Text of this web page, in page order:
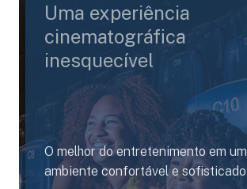
Uma experiência
cinematográfica
inesquecível
O melhor do entretenimento em um
ambiente confortável e sofisticado